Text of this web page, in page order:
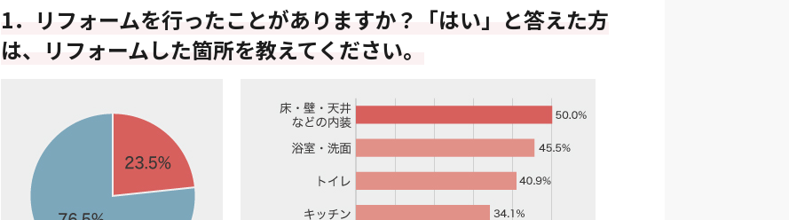
1．リフォームを行ったことがありますか？「はい」と答えた方
は、リフォームした箇所を教えてください。